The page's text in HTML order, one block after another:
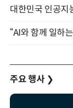
주요 행사 ❯